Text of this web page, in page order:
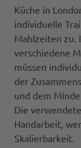
Küche in
individuelle
Mahlzeiten zu.
verschiedene
müssen
der
und dem
Die
Handarbeit,
Skalierbarkeit.